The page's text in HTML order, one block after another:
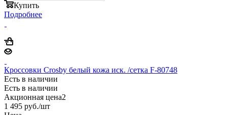
Купить
Подробнее
Кроссовки Crosby белый кожа иск. /сетка F-80748
Есть в наличии
Есть в наличии
Акционная цена2
1 495 руб./шт